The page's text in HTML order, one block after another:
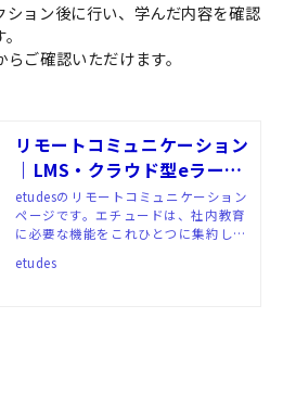
ション後に行い、学んだ内容を確認
ご確認いただけます。
リモートコミュニケーション
｜LMS・クラウド型eラーニ
ングシステム「etudes（エ
チュード）」
etudesのリモートコミュニケーション
ページです。エチュードは、社内教育
に必要な機能をこれひとつに集約した
S）。受講者にも管理者にも使いやす
etudes